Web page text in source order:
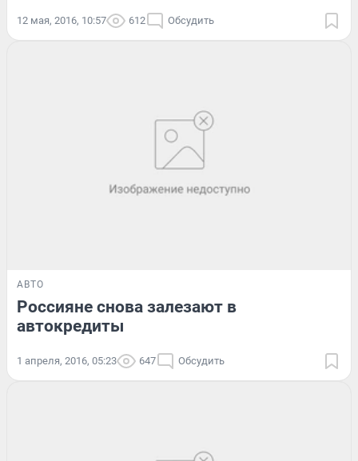
12 мая, 2016, 10:57 612 Обсудить
АВТО
Россияне снова залезают в
автокредиты
1 апреля, 2016, 05:23 647 Обсудить